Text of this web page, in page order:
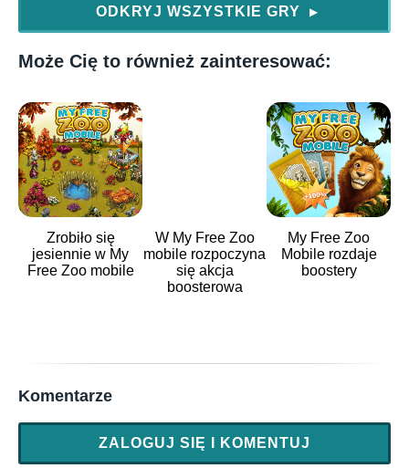
ODKRYJ WSZYSTKIE GRY ▶
Może Cię to również zainteresować:
Zrobiło się
jesiennie w My
Free Zoo mobile
W My Free Zoo
mobile rozpoczyna
się akcja
boosterowa
My Free Zoo
Mobile rozdaje
boostery
Komentarze
ZALOGUJ SIĘ I KOMENTUJ